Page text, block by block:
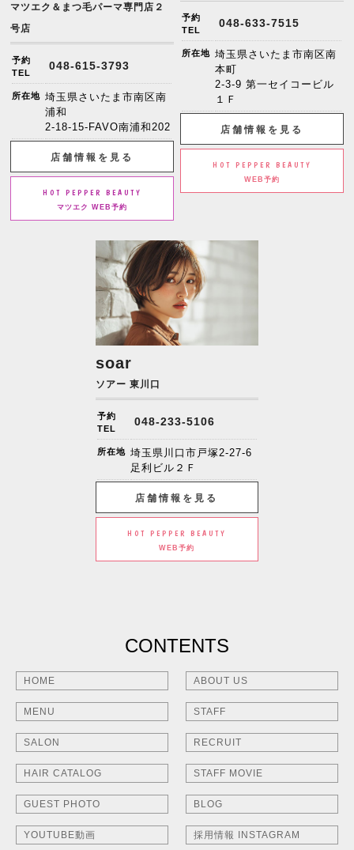
マツエク＆まつ毛パーマ専門店２
号店
予約
TEL
048-615-3793
所在地 埼玉県さいたま市南区南
浦和
2-18-15-FAVO南浦和202
店舗情報を見る
HOT PEPPER BEAUTY
マツエク WEB予約
予約
TEL
048-633-7515
所在地 埼玉県さいたま市南区南
本町
2-3-9 第一セイコービル
１Ｆ
店舗情報を見る
HOT PEPPER BEAUTY
WEB予約
soar
ソアー 東川口
予約
TEL
048-233-5106
所在地 埼玉県川口市戸塚2-27-6
足利ビル２Ｆ
店舗情報を見る
HOT PEPPER BEAUTY
WEB予約
CONTENTS
HOME ABOUT US
MENU STAFF
SALON RECRUIT
HAIR CATALOG STAFF MOVIE
GUEST PHOTO BLOG
YOUTUBE動画 採用情報 INSTAGRAM